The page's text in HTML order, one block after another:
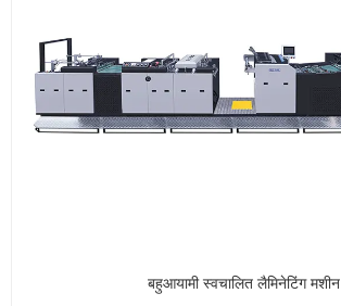
बहुआयामी स्वचालित लैमिनेटिंग मशीन